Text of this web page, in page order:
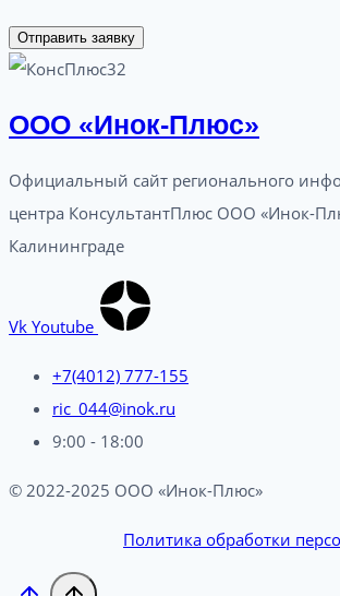
Отправить заявку
ООО «Инок-Плюс»
Официальный сайт регионального
центра КонсультантПлюс ООО «Инок-
Калининграде
Vk Youtube
+7(4012) 777-155
ric_044@inok.ru
9:00 - 18:00
© 2022-2025 ООО «Инок-Плюс»
Политика обработки